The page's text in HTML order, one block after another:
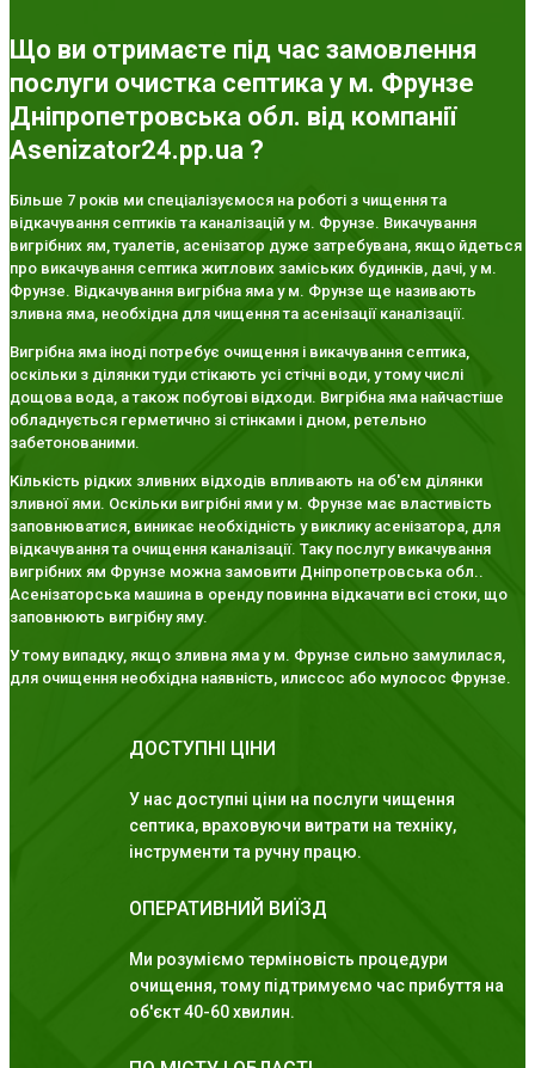
Що ви отримаєте під час замовлення
послуги очистка септика у м. Фрунзе
Дніпропетровська обл. від компанії
Asenizator24.pp.ua ?
Більше 7 років ми спеціалізуємося на роботі з чищення та
відкачування септиків та каналізацій у м. Фрунзе. Викачування
вигрібних ям, туалетів, асенізатор дуже затребувана, якщо йдеться
про викачування септика житлових заміських будинків, дачі, у м.
Фрунзе. Відкачування вигрібна яма у м. Фрунзе ще називають
зливна яма, необхідна для чищення та асенізації каналізації.
Вигрібна яма іноді потребує очищення і викачування септика,
оскільки з ділянки туди стікають усі стічні води, у тому числі
дощова вода, а також побутові відходи. Вигрібна яма найчастіше
обладнується герметично зі стінками і дном, ретельно
забетонованими.
Кількість рідких зливних відходів впливають на об'єм ділянки
зливної ями. Оскільки вигрібні ями у м. Фрунзе має властивість
заповнюватися, виникає необхідність у виклику асенізатора, для
відкачування та очищення каналізації. Таку послугу викачування
вигрібних ям Фрунзе можна замовити Дніпропетровська обл..
Асенізаторська машина в оренду повинна відкачати всі стоки, що
заповнюють вигрібну яму.
У тому випадку, якщо зливна яма у м. Фрунзе сильно замулилася,
для очищення необхідна наявність, илиссос або мулосос Фрунзе.
ДОСТУПНІ ЦІНИ
У нас доступні ціни на послуги чищення
септика, враховуючи витрати на техніку,
інструменти та ручну працю.
ОПЕРАТИВНИЙ ВИЇЗД
Ми розуміємо терміновість процедури
очищення, тому підтримуємо час прибуття на
об'єкт 40-60 хвилин.